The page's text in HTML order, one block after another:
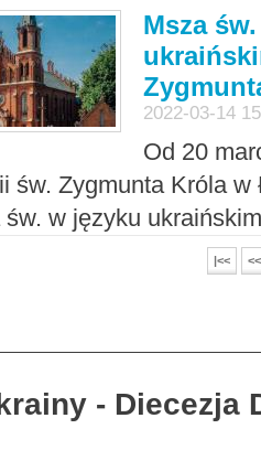
Msza
2022-03-14
Od 20
św. Zygmunta Króla w
św. w języku
|<< <<
- Diecezja